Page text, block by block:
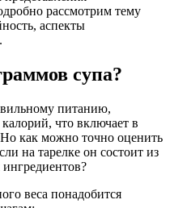
рассмотрим тему
аспекты
супа?
питанию,
что включает в
как можно точно оценить
на тарелке он состоит из
веса понадобится